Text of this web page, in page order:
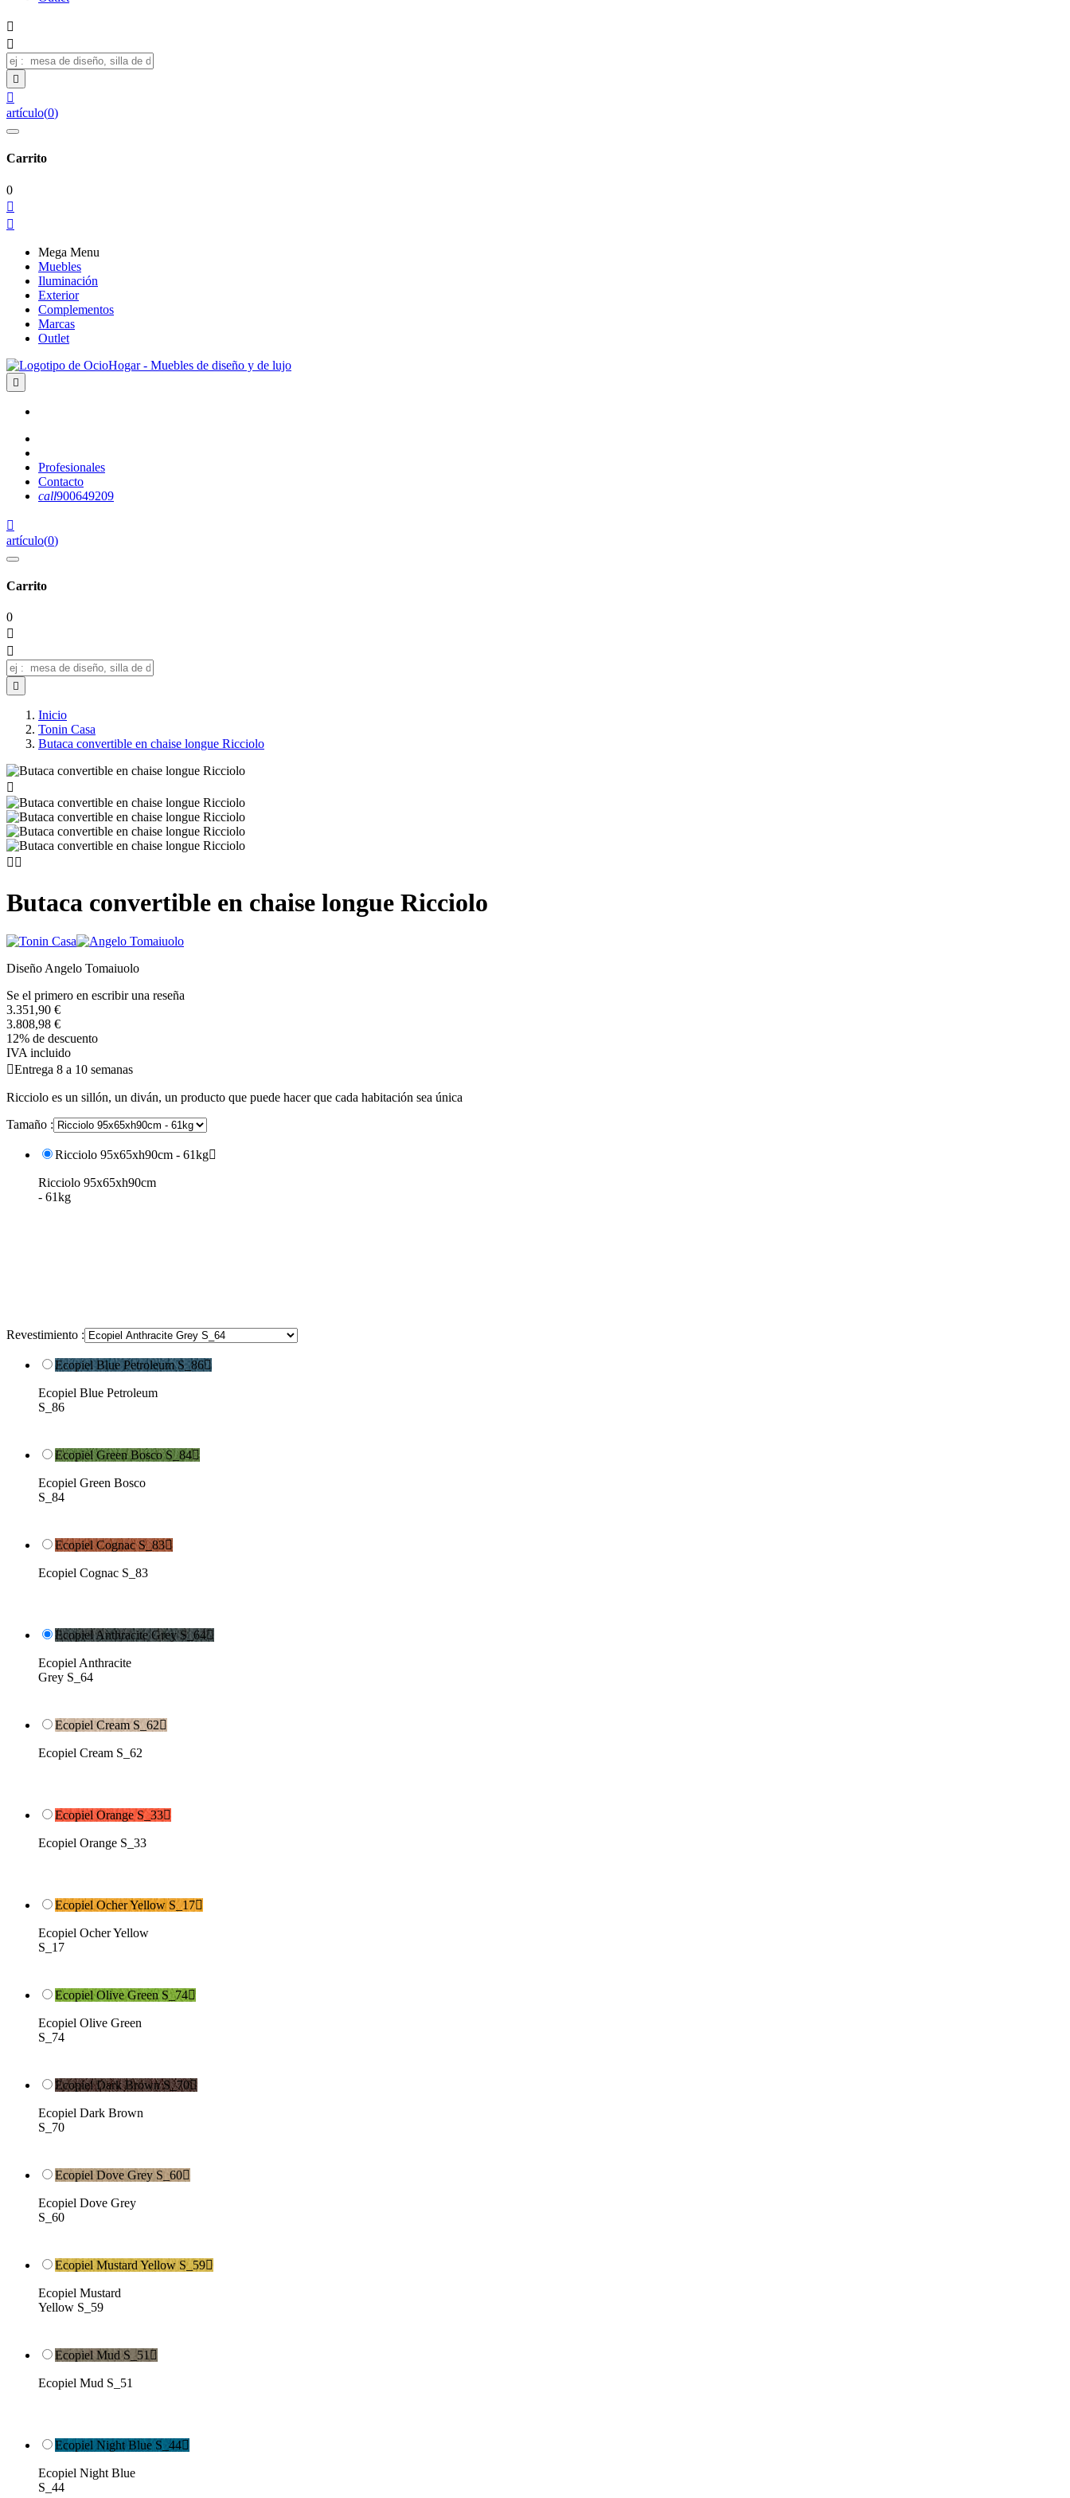




artículo(0)
Carrito
0


Mega Menu
Muebles
Iluminación
Exterior
Complementos
Marcas
Outlet

Profesionales
Contacto
call900649209

artículo(0)
Carrito
0



Inicio
Tonin Casa
Butaca convertible en chaise longue Ricciolo

 
Butaca convertible en chaise longue Ricciolo
Diseño Angelo Tomaiuolo
Se el primero en escribir una reseña
3.351,90 €
3.808,98 €
12% de descuento
IVA incluido
Entrega 8 a 10 semanas
Ricciolo es un sillón, un diván, un producto que puede hacer que cada habitación sea única
Tamaño :
Ricciolo 95x65xh90cm - 61kg
Ricciolo 95x65xh90cm
- 61kg
Revestimiento :
Ecopiel Blue Petroleum S_86
Ecopiel Blue Petroleum
S_86
Ecopiel Green Bosco S_84
Ecopiel Green Bosco
S_84
Ecopiel Cognac S_83
Ecopiel Cognac S_83
Ecopiel Anthracite Grey S_64
Ecopiel Anthracite
Grey S_64
Ecopiel Cream S_62
Ecopiel Cream S_62
Ecopiel Orange S_33
Ecopiel Orange S_33
Ecopiel Ocher Yellow S_17
Ecopiel Ocher Yellow
S_17
Ecopiel Olive Green S_74
Ecopiel Olive Green
S_74
Ecopiel Dark Brown S_70
Ecopiel Dark Brown
S_70
Ecopiel Dove Grey S_60
Ecopiel Dove Grey
S_60
Ecopiel Mustard Yellow S_59
Ecopiel Mustard
Yellow S_59
Ecopiel Mud S_51
Ecopiel Mud S_51
Ecopiel Night Blue S_44
Ecopiel Night Blue
S_44